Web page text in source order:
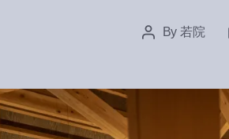
PostBy 若院